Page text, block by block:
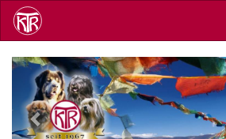
Skip
main
Previous